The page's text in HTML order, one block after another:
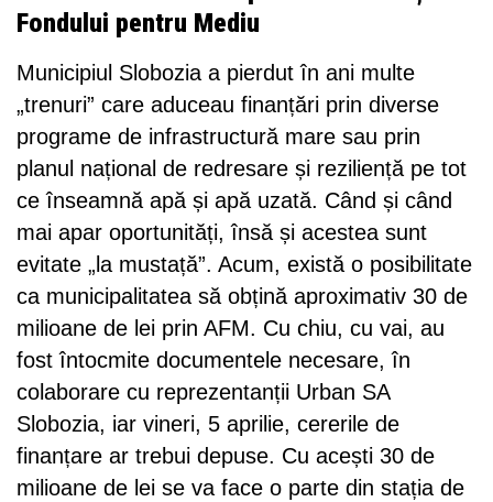
Fondului pentru Mediu
Municipiul Slobozia a pierdut în ani multe
„trenuri” care aduceau finanțări prin diverse
programe de infrastructură mare sau prin
planul național de redresare și reziliență pe tot
ce înseamnă apă și apă uzată. Când și când
mai apar oportunități, însă și acestea sunt
evitate „la mustață”. Acum, există o posibilitate
ca municipalitatea să obțină aproximativ 30 de
milioane de lei prin AFM. Cu chiu, cu vai, au
fost întocmite documentele necesare, în
colaborare cu reprezentanții Urban SA
Slobozia, iar vineri, 5 aprilie, cererile de
finanțare ar trebui depuse. Cu acești 30 de
milioane de lei se va face o parte din stația de